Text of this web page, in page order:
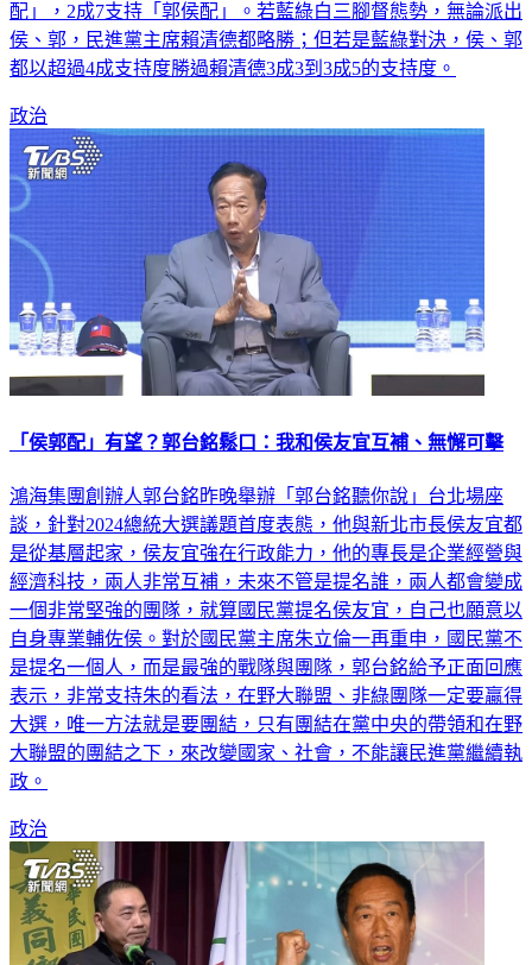
成3。民調也顯示，若兩人整合成功，有2成6民眾力挺「侯郭
配」，2成7支持「郭侯配」。若藍綠白三腳督態勢，無論派出
侯、郭，民進黨主席賴清德都略勝；但若是藍綠對決，侯、郭
政治
鴻海集團創辦人郭台銘昨晚舉辦「郭台銘聽你說」台北場座
談，針對2024總統大選議題首度表態，他與新北市長侯友宜都
是從基層起家，侯友宜強在行政能力，他的專長是企業經營與
經濟科技，兩人非常互補，未來不管是提名誰，兩人都會變成
一個非常堅強的團隊，就算國民黨提名侯友宜，自己也願意以
自身專業輔佐侯。對於國民黨主席朱立倫一再重申，國民黨不
是提名一個人，而是最強的戰隊與團隊，郭台銘給予正面回應
表示，非常支持朱的看法，在野大聯盟、非綠團隊一定要贏得
大選，唯一方法就是要團結，只有團結在黨中央的帶領和在野
大聯盟的團結之下，來改變國家、社會，不能讓民進黨繼續執
政治